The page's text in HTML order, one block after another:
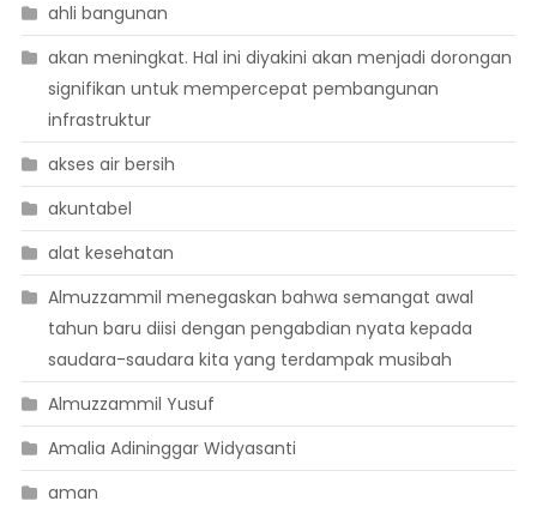
ahli bangunan
akan meningkat. Hal ini diyakini akan menjadi dorongan
signifikan untuk mempercepat pembangunan
infrastruktur
akses air bersih
akuntabel
alat kesehatan
Almuzzammil menegaskan bahwa semangat awal
tahun baru diisi dengan pengabdian nyata kepada
saudara-saudara kita yang terdampak musibah
Almuzzammil Yusuf
Amalia Adininggar Widyasanti
aman